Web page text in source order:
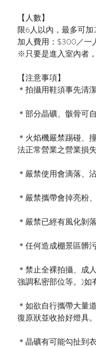
【人數】
限6人以內，最多可加
加人費用：$300／一
※只要是進入室內者
【注意事項】
＊拍攝用鞋須事先清
＊部分晶礦、骸骨可
＊火焰機嚴禁踢碰、
法正常營業之營業損
＊嚴禁使用會滴落、
＊嚴禁攜帶會掉亮粉
＊嚴禁已經有風化剝
＊任何造成棚景區髒
＊禁止全裸拍攝、成
強調私密部位等。)如
＊如欲自行攜帶大量
復原狀並收拾好燈具。
＊晶礦有可能勾扯到